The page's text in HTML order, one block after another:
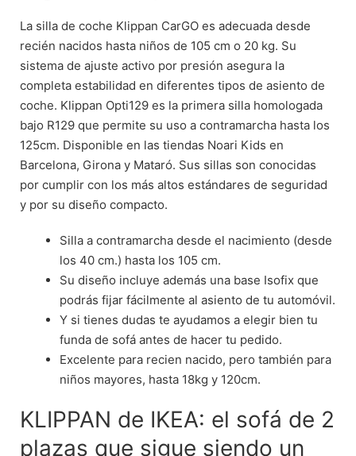
La silla de coche Klippan CarGO es adecuada desde
recién nacidos hasta niños de 105 cm o 20 kg. Su
sistema de ajuste activo por presión asegura la
completa estabilidad en diferentes tipos de asiento de
coche. Klippan Opti129 es la primera silla homologada
bajo R129 que permite su uso a contramarcha hasta los
125cm. Disponible en las tiendas Noari Kids en
Barcelona, Girona y Mataró. Sus sillas son conocidas
por cumplir con los más altos estándares de seguridad
y por su diseño compacto.
Silla a contramarcha desde el nacimiento (desde
los 40 cm.) hasta los 105 cm.
Su diseño incluye además una base Isofix que
podrás fijar fácilmente al asiento de tu automóvil.
Y si tienes dudas te ayudamos a elegir bien tu
funda de sofá antes de hacer tu pedido.
Excelente para recien nacido, pero también para
niños mayores, hasta 18kg y 120cm.
KLIPPAN de IKEA: el sofá de 2
plazas que sigue siendo un